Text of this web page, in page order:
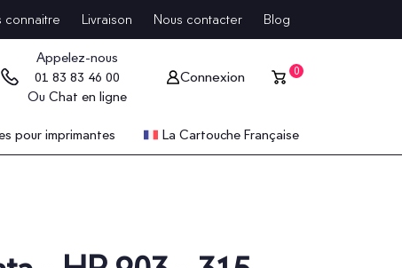
connaitre Livraison Nous contacter Blog
Appelez-nous
01 83 83 46 00
Ou Chat en ligne
Connexion 0
pour imprimantes La Cartouche Française